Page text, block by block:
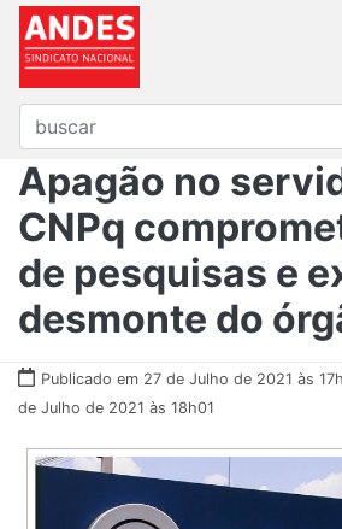
Apagão no
CNPq
de pesquisas e
desmonte do
Publicado em 27 de Julho de 2021 às
de Julho de 2021 às 18h01